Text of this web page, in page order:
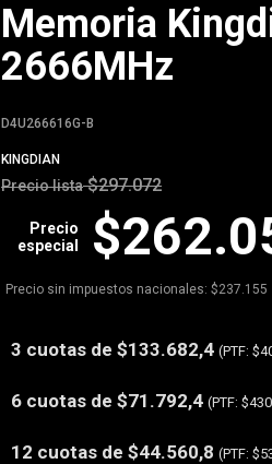
Memoria
2666MHz
D4U266616G-B
KINGDIAN
Precio lista $297.072
Precio
especial
Precio sin impuestos nacionales: $237.155
3 cuotas de $133.682,4 (PTF:
6 cuotas de $71.792,4 (PTF:
12 cuotas de $44.560,8 (PTF: